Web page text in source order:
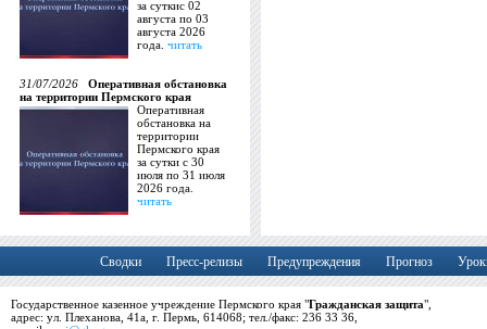
за суткис 02
августа по 03
августа 2026
года. читать
31/07/2026
Оперативная обстановка
на территории Пермского края
Оперативная
обстановка на
территории
Пермского края
за сутки с 30
июля по 31 июля
2026 года.
читать
Сводки Пресс-релизы Предупреждения Прогноз
Государственное казенное учреждение Пермского края "Гражданская защита",
адрес: ул. Плеханова, 41а, г. Пермь, 614068; тел./факс: 236 33 36,